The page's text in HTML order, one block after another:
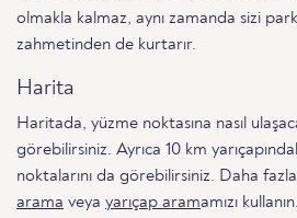
olmakla kalmaz, aynı zamanda sizi
zahmetinden de kurtarır.
Harita
Haritada, yüzme noktasına nasıl
görebilirsiniz. Ayrıca 10 km
noktalarını da görebilirsiniz. Daha
arama veya yarıçap aramamızı kullanın.